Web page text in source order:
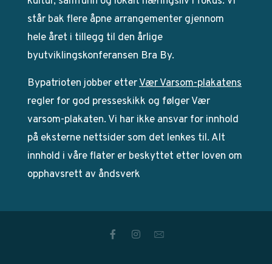
står bak flere åpne arrangementer gjennom
hele året i tillegg til den årlige
byutviklingskonferansen Bra By.
Bypatrioten jobber etterVær Varsom-plakatens
regler for god presseskikk og følger Vær
varsom-plakaten. Vi har ikke ansvar for innhold
på eksterne nettsider som det lenkes til. Alt
innhold i våre flater er beskyttet etter loven om
opphavsrett av åndsverk